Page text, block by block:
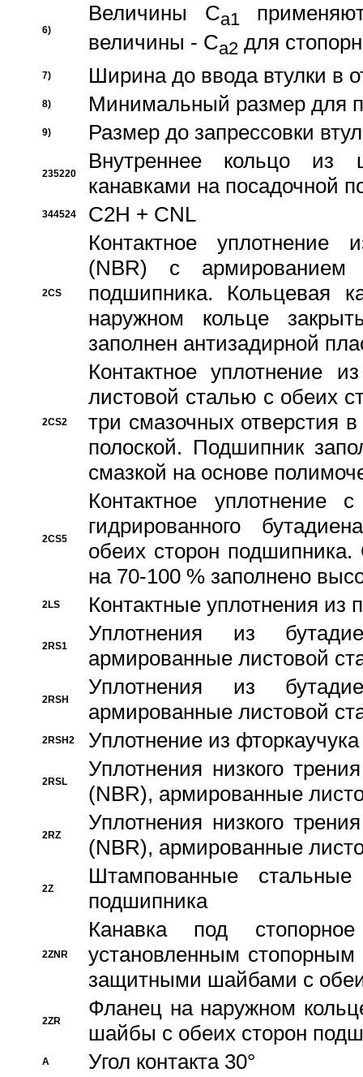
6)
Величины Ca1
величины - Ca2 для
7) Ширина до ввода втулки в
8) Минимальный размер для
9) Размер до запрессовки
235220
Внутреннее кольцо из
канавками на посадочной
344524 C2H + CNL
2CS
Контактное уплотнение
(NBR) с
подшипника. Кольцевая
наружном кольце
заполнен антизадирной
2CS2
Контактное уплотнение
листовой сталью с обеих
три смазочных отверстия
полоской. Подшипник
смазкой на основе
2CS5
Контактное уплотнение
гидрированного
обеих сторон
на 70-100 % заполнено
2LS Контактные уплотнения из
2RS1
Уплотнения из
армированные листовой
2RSH
Уплотнения из
армированные листовой
2RSH2 Уплотнение из
2RSL
Уплотнения низкого
(NBR), армированные
2RZ
Уплотнения низкого
(NBR), армированные
2Z
Штампованные
подшипника
2ZNR
Канавка под
установленным
защитными шайбами с
2ZR
Фланец на наружном
шайбы с обеих сторон
A
Угол контакта 30°